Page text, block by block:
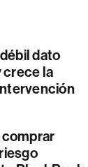
dato
crece la
comprar